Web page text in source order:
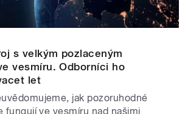
s velkým pozlaceným
vesmíru. Odborníci ho
let
jak pozoruhodné
fungují ve vesmíru nad našimi